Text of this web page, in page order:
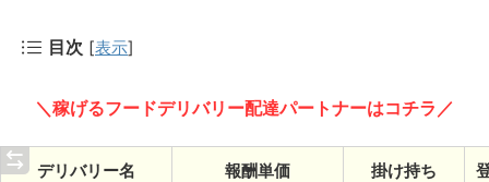
目次 [表示]
＼稼げるフードデリバリー配達パートナーはコチラ／
デリバリー名 報酬単価 掛け持ち